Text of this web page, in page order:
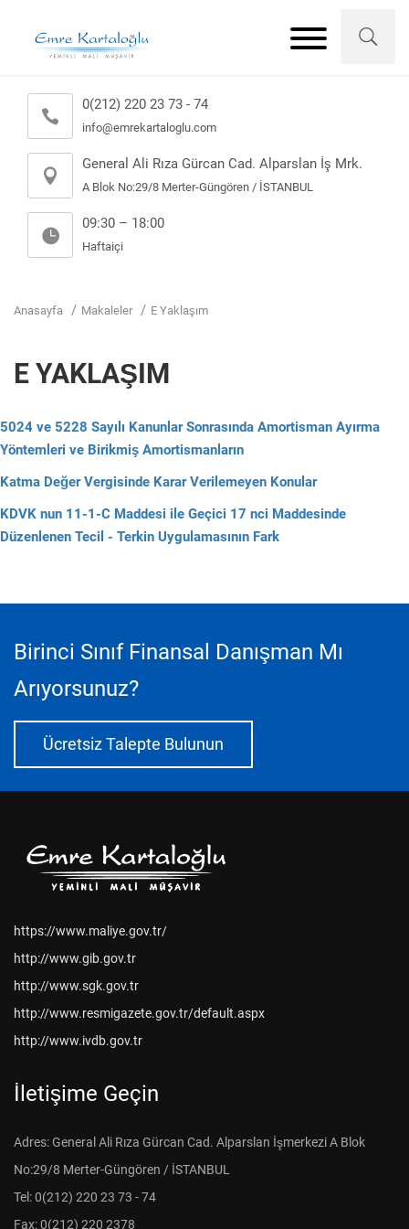
0(212) 220 23 73 - 74
info@emrekartaloglu.com
General Ali Rıza Gürcan Cad. Alparslan İş Mrk.
A Blok No:29/8 Merter-Güngören / İSTANBUL
09:30 – 18:00
Haftaiçi
Anasayfa Makaleler E Yaklaşım
E YAKLAŞIM
5024 ve 5228 Sayılı Kanunlar Sonrasında Amortisman Ayırma
Yöntemleri ve Birikmiş Amortismanların
Katma Değer Vergisinde Karar Verilemeyen Konular
KDVK nun 11-1-C Maddesi ile Geçici 17 nci Maddesinde
Düzenlenen Tecil - Terkin Uygulamasının Fark
Birinci Sınıf Finansal Danışman Mı
Arıyorsunuz?
Ücretsiz Talepte Bulunun
https://www.maliye.gov.tr/
http://www.gib.gov.tr
http://www.sgk.gov.tr
http://www.resmigazete.gov.tr/default.aspx
http://www.ivdb.gov.tr
İletişime Geçin
Adres: General Ali Rıza Gürcan Cad. Alparslan İşmerkezi A Blok
No:29/8 Merter-Güngören / İSTANBUL
Tel: 0(212) 220 23 73 - 74
Fax: 0(212) 220 2378